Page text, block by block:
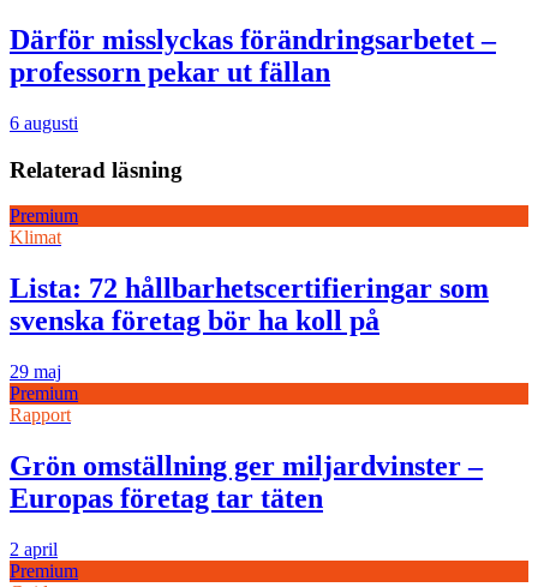
Därför misslyckas förändringsarbetet –
professorn pekar ut fällan
6 augusti
Relaterad läsning
Premium
Klimat
Lista: 72 hållbarhetscertifieringar som
svenska företag bör ha koll på
29 maj
Premium
Rapport
Grön omställning ger miljardvinster –
Europas företag tar täten
2 april
Premium